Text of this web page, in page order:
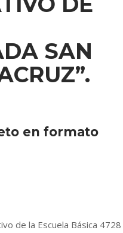
SAN
en formato
de la Escuela Básica 4728